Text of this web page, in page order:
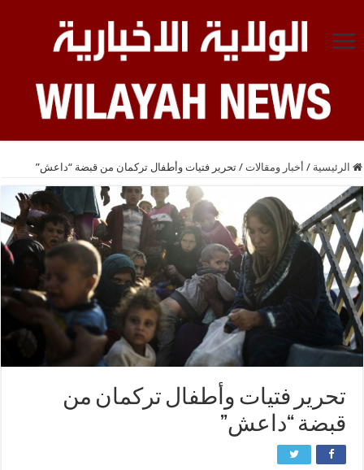
الرئيسية / أخبار ومقالات / تحرير فتيات وأطفال تركمان من قبضة “داعش”
تحرير فتيات وأطفال تركمان من
قبضة “داعش”